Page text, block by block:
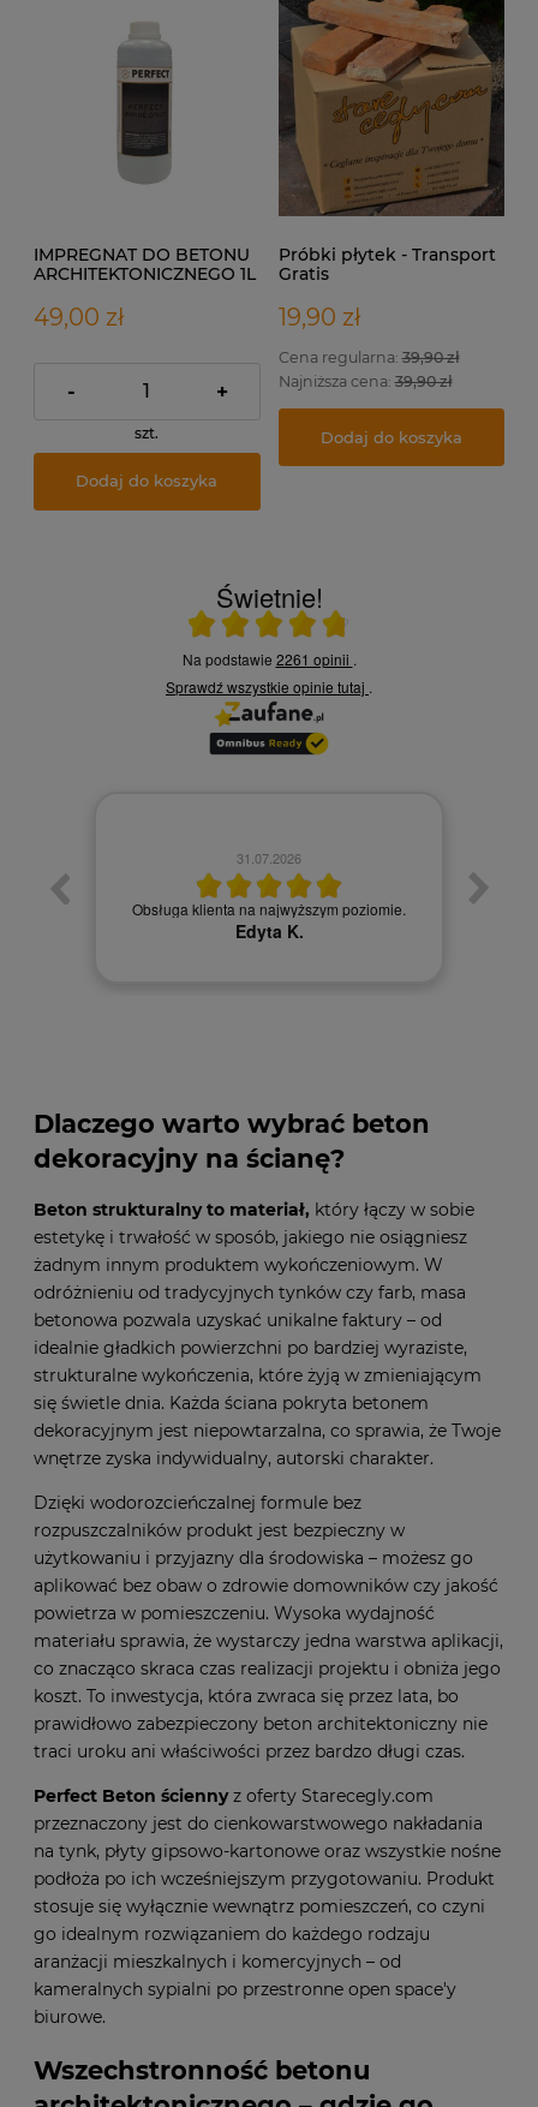
IMPREGNAT DO BETONU
ARCHITEKTONICZNEGO 1L
49,00 zł
- +
szt.
Dodaj do koszyka
Próbki płytek - Transport
Gratis
19,90 zł
Cena regularna:39,90 zł
Najniższa cena:39,90 zł
Dodaj do koszyka
Dlaczego warto wybrać beton
dekoracyjny na ścianę?
Beton strukturalny to materiał, który łączy w sobie
estetykę i trwałość w sposób, jakiego nie osiągniesz
żadnym innym produktem wykończeniowym. W
odróżnieniu od tradycyjnych tynków czy farb, masa
betonowa pozwala uzyskać unikalne faktury – od
idealnie gładkich powierzchni po bardziej wyraziste,
strukturalne wykończenia, które żyją w zmieniającym
się świetle dnia. Każda ściana pokryta betonem
dekoracyjnym jest niepowtarzalna, co sprawia, że Twoje
wnętrze zyska indywidualny, autorski charakter.
Dzięki wodorozcieńczalnej formule bez
rozpuszczalników produkt jest bezpieczny w
użytkowaniu i przyjazny dla środowiska – możesz go
aplikować bez obaw o zdrowie domowników czy jakość
powietrza w pomieszczeniu. Wysoka wydajność
materiału sprawia, że wystarczy jedna warstwa aplikacji,
co znacząco skraca czas realizacji projektu i obniża jego
koszt. To inwestycja, która zwraca się przez lata, bo
prawidłowo zabezpieczony beton architektoniczny nie
traci uroku ani właściwości przez bardzo długi czas.
Perfect Beton ściennyz oferty Starecegly.com
przeznaczony jest do cienkowarstwowego nakładania
na tynk, płyty gipsowo-kartonowe oraz wszystkie nośne
podłoża po ich wcześniejszym przygotowaniu. Produkt
stosuje się wyłącznie wewnątrz pomieszczeń, co czyni
go idealnym rozwiązaniem do każdego rodzaju
aranżacji mieszkalnych i komercyjnych – od
kameralnych sypialni po przestronne open space'y
biurowe.
Wszechstronność betonu
Świetnie!
Ocena średnia 4.8 na 5
Na podstawie 2261 opinii .
Sprawdź wszystkie opinie tutaj .
30.07.2026
Obsługa klienta na najwyższym poziomie
Karolina R.